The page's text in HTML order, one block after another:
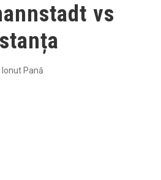
vs
Ionut Pană